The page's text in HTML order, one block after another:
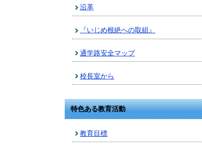
沿革
『いじめ根絶への取組』
通学路安全マップ
校長室から
特色ある教育活動
教育目標